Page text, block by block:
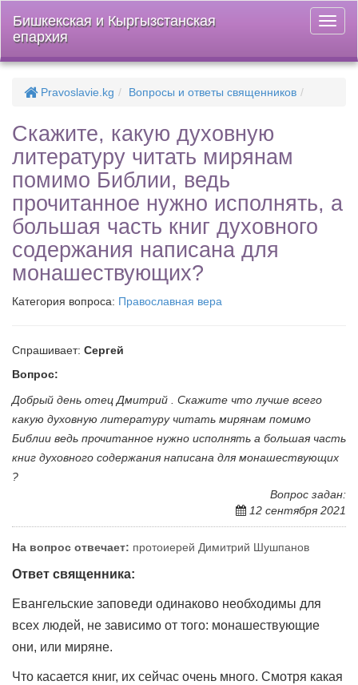
меню
Бишкекская и Кыргызстанская
епархия
Pravoslavie.kg Вопросы и ответы священников
Скажите, какую духовную
литературу читать мирянам
помимо Библии, ведь
прочитанное нужно исполнять, а
большая часть книг духовного
содержания написана для
монашествующих?
Категория вопроса: Православная вера
Спрашивает: Сергей
Вопрос:
Добрый день отец Дмитрий . Скажите что лучше всего
какую духовную литературу читать мирянам помимо
Библии ведь прочитанное нужно исполнять а большая часть
книг духовного содержания написана для монашествующих
?
Вопрос задан:
12 сентября 2021
На вопрос отвечает: протоиерей Димитрий Шушпанов
Ответ священника:
Евангельские заповеди одинаково необходимы для
всех людей, не зависимо от того: монашествующие
они, или миряне.
Что касается книг, их сейчас очень много. Смотря какая